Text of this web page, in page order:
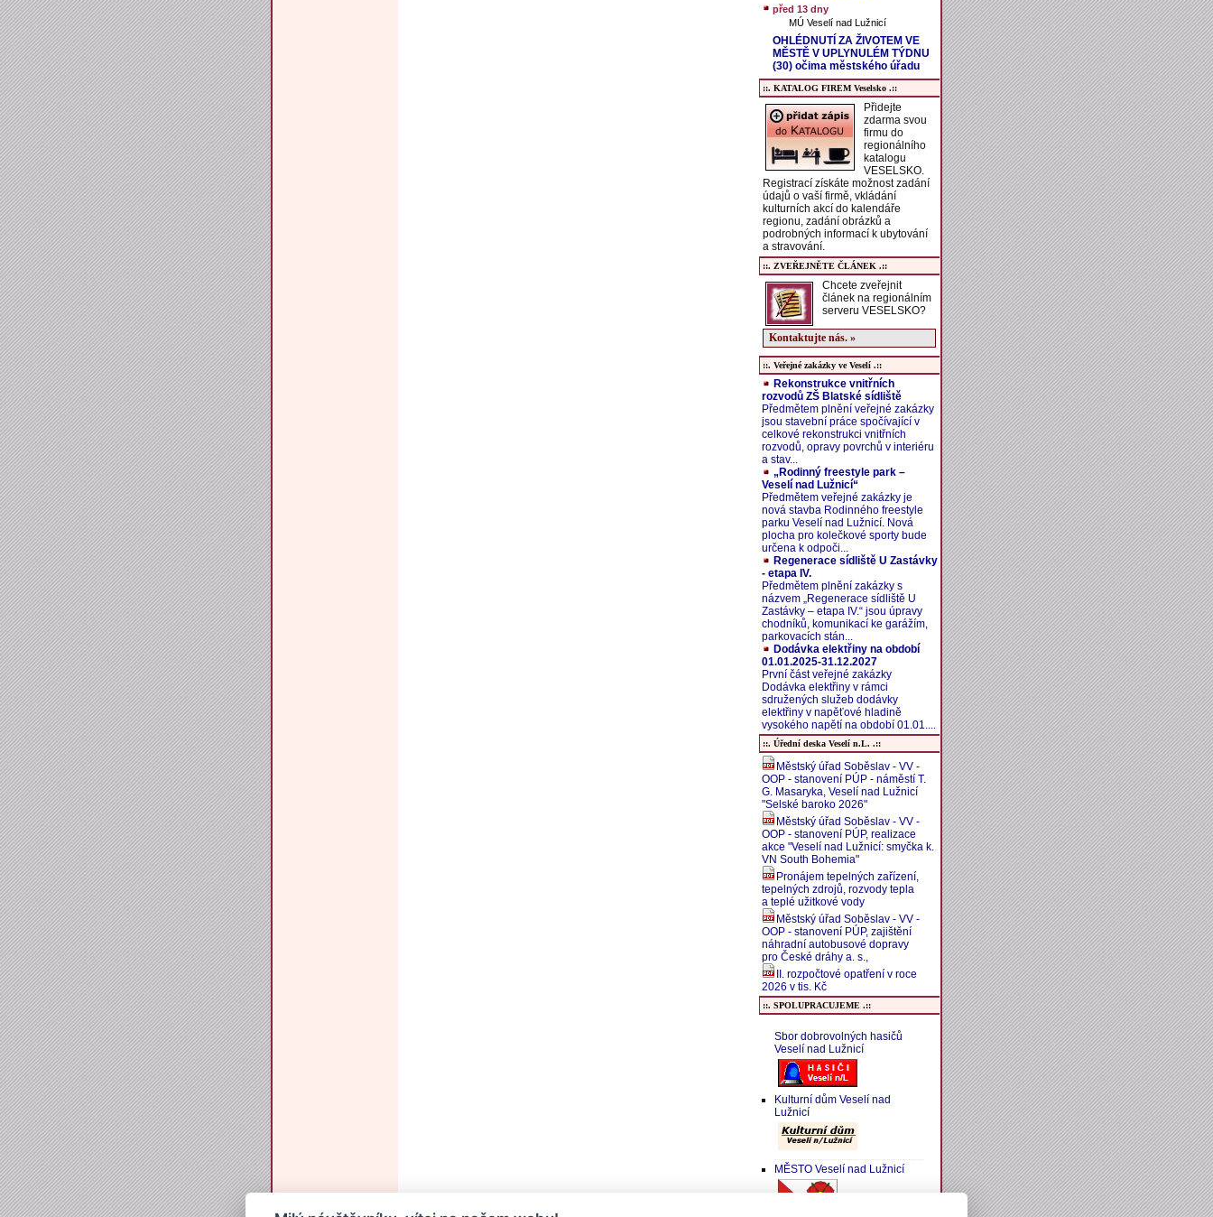
před 13 dny
MÚ Veselí nad Lužnicí
OHLÉDNUTÍ ZA ŽIVOTEM VE
MĚSTĚ V UPLYNULÉM TÝDNU
(30) očima městského úřadu
::. KATALOG FIREM Veselsko .::
Přidejte
zdarma svou
firmu do
regionálního
katalogu
VESELSKO.
Registrací získáte možnost zadání
údajů o vaší firmě, vkládání
kulturních akcí do kalendáře
regionu, zadání obrázků a
podrobných informací k ubytování
a stravování.
::. ZVEŘEJNĚTE ČLÁNEK .::
Chcete zveřejnit
článek na regionálním
serveru VESELSKO?
Kontaktujte nás. »
::. Veřejné zakázky ve Veselí .::
Rekonstrukce vnitřních
rozvodů ZŠ Blatské sídliště
Předmětem plnění veřejné zakázky
jsou stavební práce spočívající v
celkové rekonstrukci vnitřních
rozvodů, opravy povrchů v interiéru
a stav...
„Rodinný freestyle park –
Veselí nad Lužnicí“
Předmětem veřejné zakázky je
nová stavba Rodinného freestyle
parku Veselí nad Lužnicí. Nová
plocha pro kolečkové sporty bude
určena k odpoči...
Regenerace sídliště U Zastávky
- etapa IV.
Předmětem plnění zakázky s
názvem „Regenerace sídliště U
Zastávky – etapa IV.“ jsou úpravy
chodníků, komunikací ke garážím,
parkovacích stán...
Dodávka elektřiny na období
01.01.2025-31.12.2027
První část veřejné zakázky
Dodávka elektřiny v rámci
sdružených služeb dodávky
elektřiny v napěťové hladině
vysokého napětí na období 01.01....
::. Úřední deska Veselí n.L. .::
Městský úřad Soběslav - VV -
OOP - stanovení PÚP - náměstí T.
G. Masaryka, Veselí nad Lužnicí
"Selské baroko 2026"
Městský úřad Soběslav - VV -
OOP - stanovení PÚP, realizace
akce "Veselí nad Lužnicí: smyčka k.
VN South Bohemia"
Pronájem tepelných zařízení,
tepelných zdrojů, rozvody tepla
a teplé užitkové vody
Městský úřad Soběslav - VV -
OOP - stanovení PÚP, zajištění
náhradní autobusové dopravy
pro České dráhy a. s.,
II. rozpočtové opatření v roce
2026 v tis. Kč
::. SPOLUPRACUJEME .::
Sbor dobrovolných hasičů
Veselí nad Lužnicí
Kulturní dům Veselí nad
Lužnicí
MĚSTO Veselí nad Lužnicí